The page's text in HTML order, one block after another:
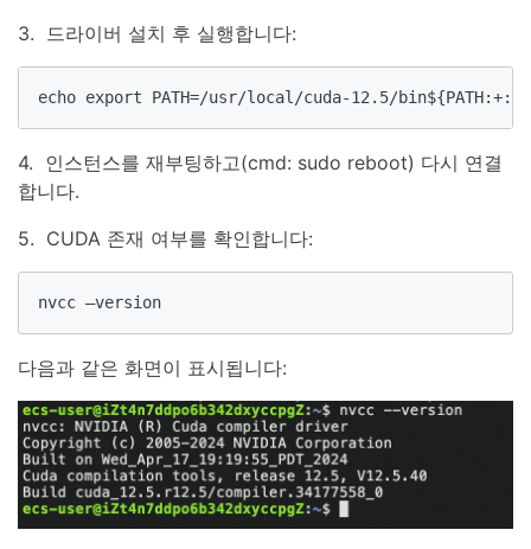
3. 드라이버 설치 후 실행합니다:
echo export PATH=/usr/local/cuda-12.5/
4. 인스턴스를 재부팅하고(cmd: sudo reboot) 다시 연결
합니다.
5. CUDA 존재 여부를 확인합니다:
nvcc –version
다음과 같은 화면이 표시됩니다: